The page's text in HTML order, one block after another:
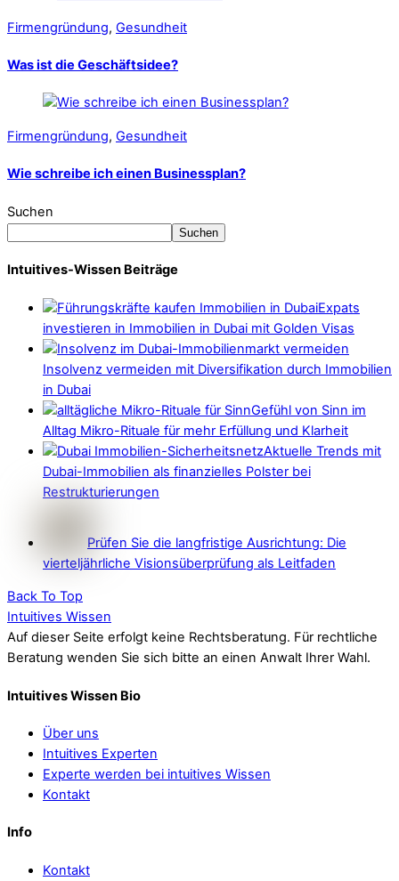
Firmengründung, Gesundheit
Was ist die Geschäftsidee?
Firmengründung, Gesundheit
Wie schreibe ich einen Businessplan?
Suchen
Suchen
Intuitives-Wissen Beiträge
Expats
investieren in Immobilien in Dubai mit Golden Visas
Insolvenz vermeiden mit Diversifikation durch Immobilien
in Dubai
Gefühl von Sinn im
Alltag Mikro-Rituale für mehr Erfüllung und Klarheit
Aktuelle Trends mit
Dubai-Immobilien als finanzielles Polster bei
Restrukturierungen
Prüfen Sie die langfristige Ausrichtung: Die
vierteljährliche Visionsüberprüfung als Leitfaden
Back To Top
Intuitives Wissen
Auf dieser Seite erfolgt keine Rechtsberatung. Für rechtliche
Beratung wenden Sie sich bitte an einen Anwalt Ihrer Wahl.
Intuitives Wissen Bio
Über uns
Intuitives Experten
Experte werden bei intuitives Wissen
Kontakt
Info
Kontakt